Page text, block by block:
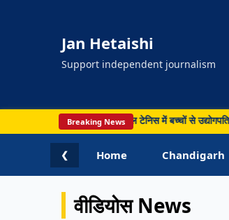
Jan Hetaishi
Support independent journalism
Breaking News
गेम्स डे 2026 का आगाज, टेबल टेनिस में बच्चों से उद्योगपतियों
❮ Home Chandigarh
वीडियोस News